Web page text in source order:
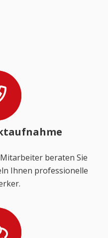
beraten Sie
Ihnen professionelle